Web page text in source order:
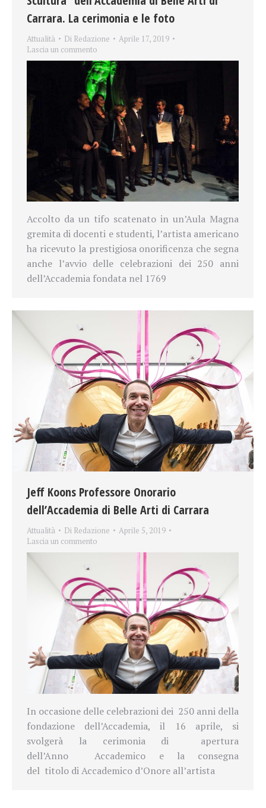
Carrara. La cerimonia e le foto
Attualità Di Redazione
Aprile 17, 2019
Lascia un commento
Accolto da un tifo scatenato in un’Aula Magna
gremita di docenti e studenti, l’artista americano
ha ricevuto la prestigiosa onorificenza che segna
anche l’avvio delle celebrazioni dei 250 anni
dell’Accademia fondata nel 1769
Jeff Koons Professore Onorario
dell’Accademia di Belle Arti di Carrara
Attualità Di Redazione
Aprile 5, 2019
Lascia un commento
In occasione delle celebrazioni dei 250 anni della
fondazione dell’Accademia, il 16 aprile, si
svolgerà la cerimonia di
apertura
dell’Anno
Accademico e la consegna
del titolo di Accademico d’Onore all’artista